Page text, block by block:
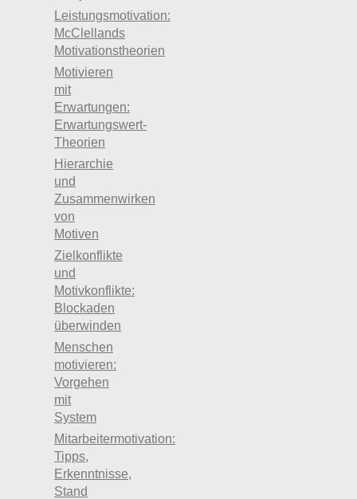
Leistungsmotivation:
McClellands
Motivationstheorien
Motivieren
mit
Erwartungen:
Erwartungswert-
Theorien
Hierarchie
und
Zusammenwirken
von
Motiven
Zielkonflikte
und
Motivkonflikte:
Blockaden
überwinden
Menschen
motivieren:
Vorgehen
mit
System
Mitarbeitermotivation:
Tipps,
Erkenntnisse,
Stand